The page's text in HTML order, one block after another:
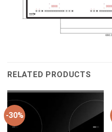
RELATED PRODUCTS
-30%